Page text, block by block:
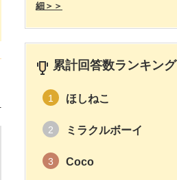
細＞＞
累計回答数ランキング
1 ほしねこ
2 ミラクルボーイ
3 Coco